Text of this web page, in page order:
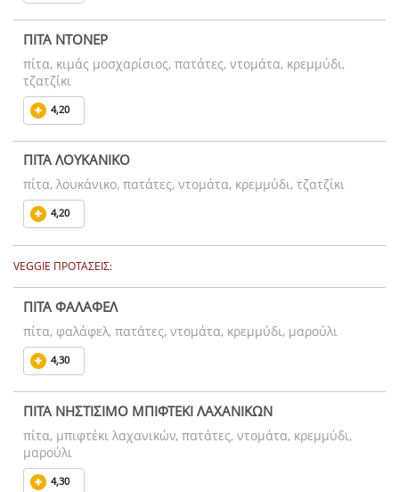
ΠΙΤΑ ΝΤΟΝΕΡ
πίτα, κιμάς μοσχαρίσιος, πατάτες, ντομάτα, κρεμμύδι,
τζατζίκι
4,20
ΠΙΤΑ ΛΟΥΚΑΝΙΚΟ
πίτα, λουκάνικο, πατάτες, ντομάτα, κρεμμύδι, τζατζίκι
4,20
VEGGIE ΠΡΟΤΑΣΕΙΣ:
ΠΙΤΑ ΦΑΛΑΦΕΛ
πίτα, φαλάφελ, πατάτες, ντομάτα, κρεμμύδι, μαρούλι
4,30
ΠΙΤΑ ΝΗΣΤΙΣΙΜΟ ΜΠΙΦΤΕΚΙ ΛΑΧΑΝΙΚΩΝ
πίτα, μπιφτέκι λαχανικών, πατάτες, ντομάτα, κρεμμύδι,
μαρούλι
4,30